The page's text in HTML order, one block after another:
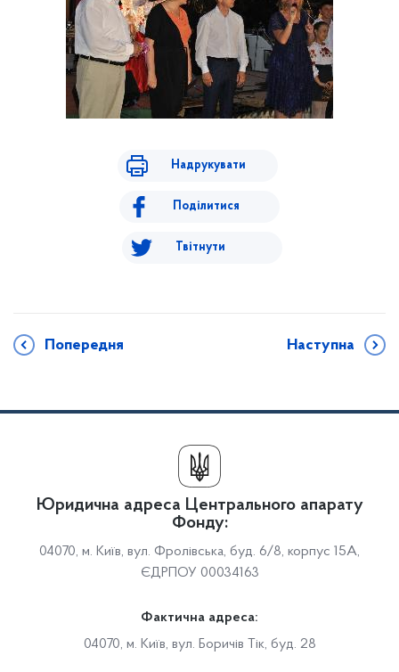
Надрукувати
Поділитися
Твітнути
Попередня Наступна
Юридична адреса Центрального апарату
Фонду:
04070, м. Київ, вул. Фролівська, буд. 6/8, корпус 15А,
ЄДРПОУ 00034163
Фактична адреса:
04070, м. Київ, вул. Боричів Тік, буд. 28